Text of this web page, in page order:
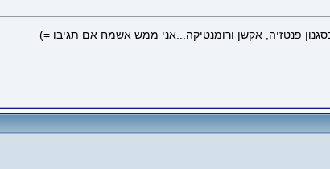
פנטזיה, אקשן ורומנטיקה...אני ממש אשמח אם תגיבו =)